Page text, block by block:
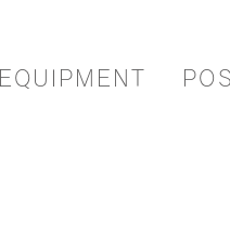
EQUIPMENT